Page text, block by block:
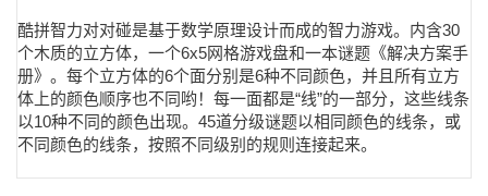
酷拼智力对对碰是基于数学原理设计而成的智力游戏。内含30
个木质的立方体，一个6x5网格游戏盘和一本谜题《解决方案手
册》。每个立方体的6个面分别是6种不同颜色，并且所有立方
体上的颜色顺序也不同哟！每一面都是“线”的一部分，这些线条
以10种不同的颜色出现。45道分级谜题以相同颜色的线条，或
不同颜色的线条，按照不同级别的规则连接起来。